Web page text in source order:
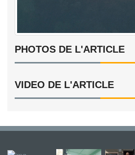
PHOTOS DE L'ARTICLE
VIDEO DE L'ARTICLE